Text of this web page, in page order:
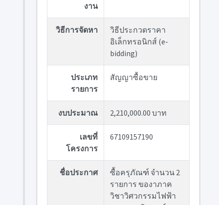
งาน
วิธีการจัดหา
วิธีประกวดราคา
อิเล็กทรอนิกส์ (e-
bidding)
ประเภท
รายการ
สัญญาซื้อขาย
งบประมาณ 2,210,000.00 บาท
เลขที่
โครงการ
67109157190
ชื่อประกาศ
ซื้อครุภัณฑ์ จำนวน 2
รายการ ของาภาค
วิชาวิศวกรรมไฟฟ้า